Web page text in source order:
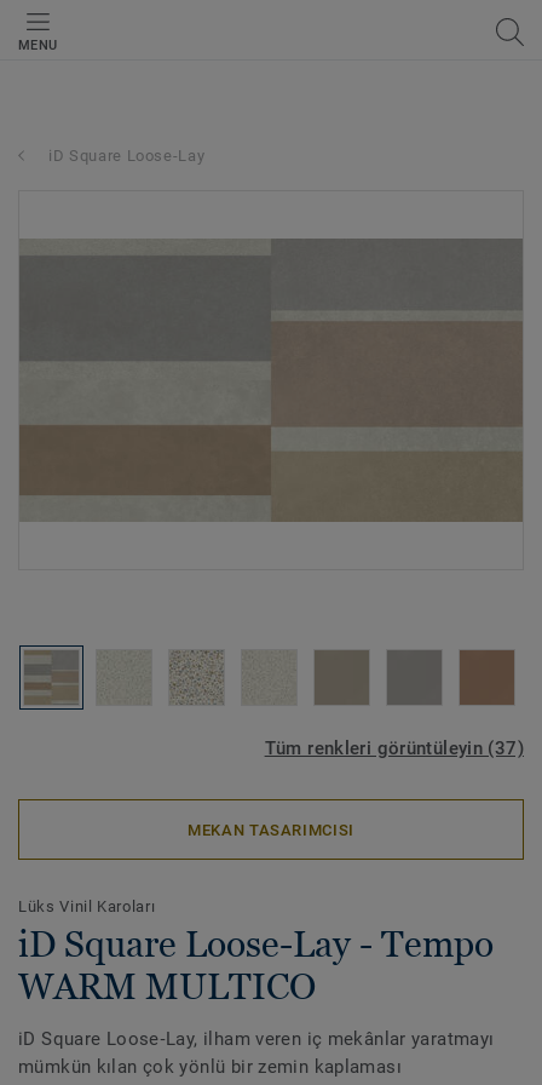
MENU
iD Square Loose-Lay
Tüm renkleri görüntüleyin (37)
MEKAN TASARIMCISI
Lüks Vinil Karoları
iD Square Loose-Lay - Tempo
WARM MULTICO
iD Square Loose‑Lay, ilham veren iç mekânlar yaratmayı
mümkün kılan çok yönlü bir zemin kaplaması